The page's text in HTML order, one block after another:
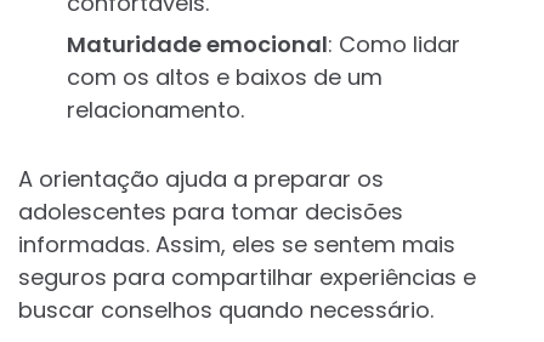
Maturidade emocional: Como lidar
com os altos e baixos de um
relacionamento.
A orientação ajuda a preparar os
adolescentes para tomar decisões
informadas. Assim, eles se sentem mais
seguros para compartilhar experiências e
buscar conselhos quando necessário.